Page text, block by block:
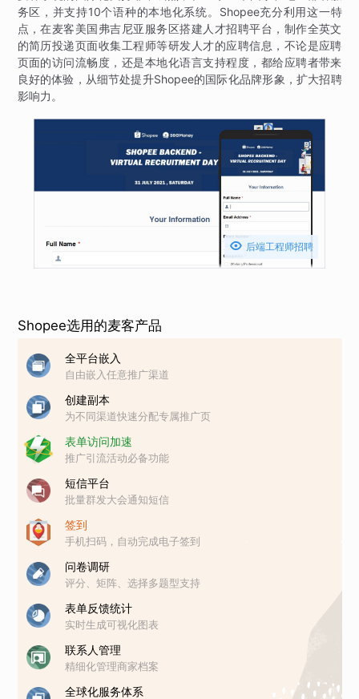
务区，并支持10个语种的本地化系统。Shopee充分利用这一特
点，在麦客美国弗吉尼亚服务区搭建人才招聘平台，制作全英文
的简历投递页面收集工程师等研发人才的应聘信息，不论是应聘
页面的访问流畅度，还是本地化语言支持程度，都给应聘者带来
良好的体验，从细节处提升Shopee的国际化品牌形象，扩大招聘
影响力。
 后端工程师招聘
Shopee选用的麦客产品
全平台嵌入
自由嵌入任意推广渠道
创建副本
为不同渠道快速分配专属推广页
表单访问加速
推广引流活动必备功能
短信平台
批量群发大会通知短信
签到
手机扫码，自动完成电子签到
问卷调研
评分、矩阵、选择多题型支持
表单反馈统计
实时生成可视化图表
联系人管理
精细化管理商家档案
全球化服务体系